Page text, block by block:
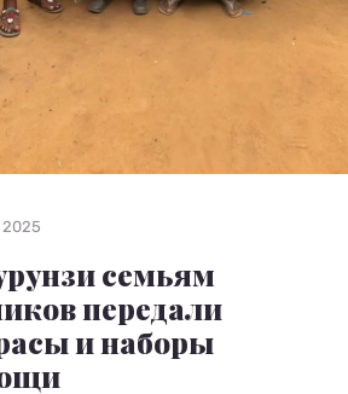
2025
семьям
передали
и наборы